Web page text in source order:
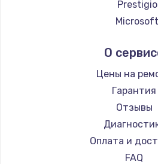
Ремонт
Ремонт
Ремонт
Ремонт ноутбуков
Ремонт
Ремонт
Ремонт
Ремонт
Prestigio
Microsoft
Aquarius
Gigabyte
Aorus
Maibenben
Getac
Epson
Philips
О
Цены на
Гарантия
Отзывы
Оплата и
FAQ